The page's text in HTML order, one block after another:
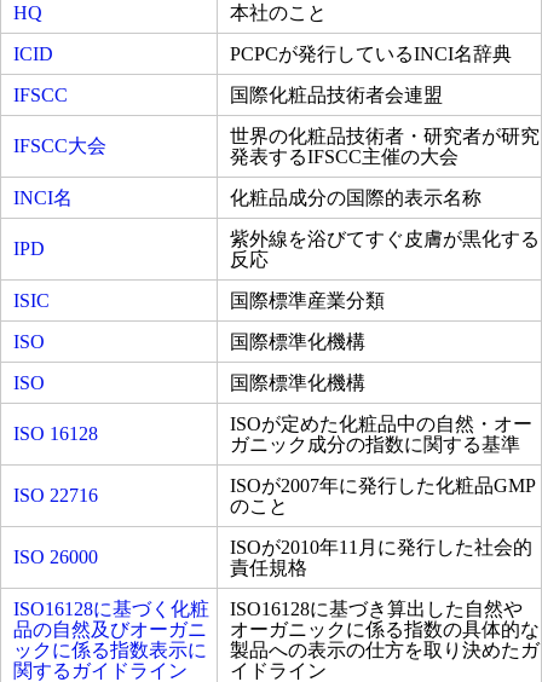
HQ
本社のこと
ICID
PCPCが発行しているINCI名辞典
IFSCC
国際化粧品技術者会連盟
IFSCC大会
世界の化粧品技術者・研究者が研究
発表するIFSCC主催の大会
INCI名
化粧品成分の国際的表示名称
IPD
紫外線を浴びてすぐ皮膚が黒化する
反応
ISIC
国際標準産業分類
ISO
国際標準化機構
ISO
国際標準化機構
ISO 16128
ISOが定めた化粧品中の自然・オー
ガニック成分の指数に関する基準
ISO 22716
ISOが2007年に発行した化粧品GMP
のこと
ISO 26000
ISOが2010年11月に発行した社会的
責任規格
ISO16128に基づく化粧
品の自然及びオーガニ
ックに係る指数表示に
関するガイドライン
ISO16128に基づき算出した自然や
オーガニックに係る指数の具体的な
製品への表示の仕方を取り決めたガ
イドライン